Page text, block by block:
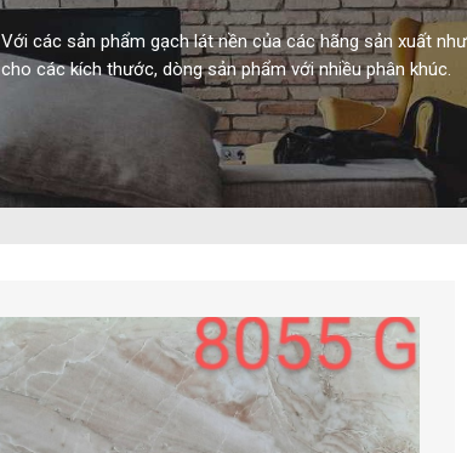
Với các sản phẩm gạch lát nền của các hãng sản xuất
cho các kích thước, dòng sản phẩm với nhiều phân khúc.